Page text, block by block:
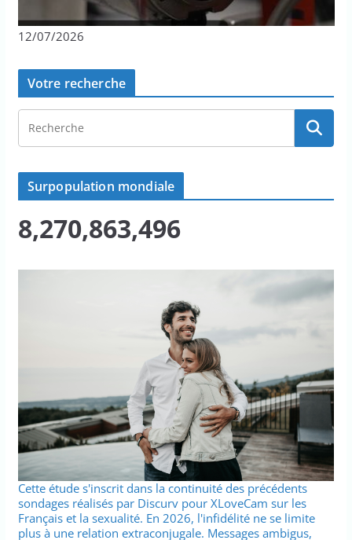
12/07/2026
Votre recherche
Surpopulation mondiale
8,270,863,496
Cette étude s'inscrit dans la continuité des précédents
sondages réalisés par Discurv pour XLoveCam sur les
Français et la sexualité. En 2026, l'infidélité ne se limite
plus à une relation extraconjugale. Messages ambigus,